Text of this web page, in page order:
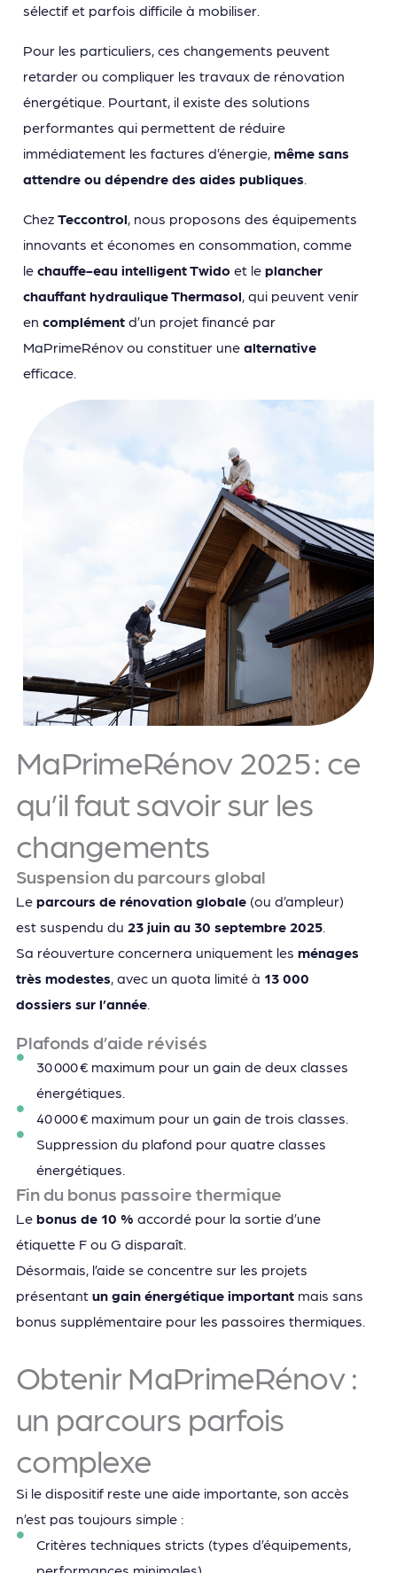
sélectif et parfois difficile à mobiliser.
Pour les particuliers, ces changements peuvent
retarder ou compliquer les travaux de rénovation
énergétique. Pourtant, il existe des solutions
performantes qui permettent de réduire
immédiatement les factures d’énergie,même sans
attendre ou dépendre des aides publiques
ChezTeccontrol , nous proposons des équipements
innovants et économes en consommation, comme
lechauffe-eau intelligent Twido et leplancher
chauffant hydraulique Thermasol , qui peuvent venir
encomplément d’un projet financé par
MaPrimeRénov ou constituer unealternative
efficace.
MaPrimeRénov 2025 : ce
qu’il faut savoir sur les
changements
Suspension du parcours global
Le parcours de rénovation globale(ou d’ampleur)
est suspendu du 23 juin au 30 septembre 2025.
Sa réouverture concernera uniquement les ménages
très modestes, avec un quota limité à 13 000
dossiers sur l’année.
Plafonds d’aide révisés
30 000 € maximum pour un gain de deux classes
énergétiques.
40 000 € maximum pour un gain de trois classes.
Suppression du plafond pour quatre classes
énergétiques.
Fin du bonus passoire thermique
Le bonus de 10 % accordé pour la sortie d’une
étiquette F ou G disparaît.
Désormais, l’aide se concentre sur les projets
présentant un gain énergétique importantmais sans
bonus supplémentaire pour les passoires thermiques.
Obtenir MaPrimeRénov :
un parcours parfois
complexe
Si le dispositif reste une aide importante, son accès
n’est pas toujours simple :
Critères techniques stricts (types d’équipements,